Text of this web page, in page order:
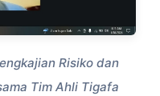
Risiko dan
Tim Ahli Tigafa